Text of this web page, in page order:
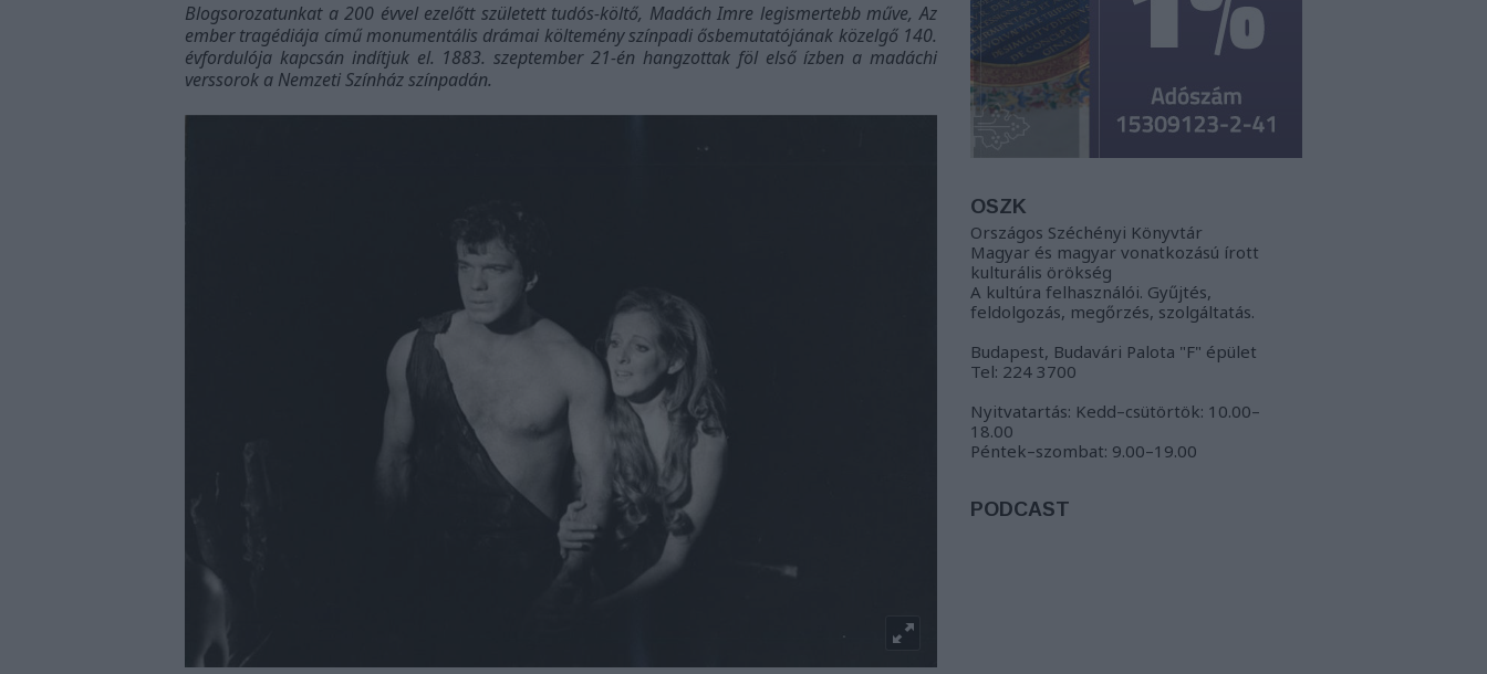
Blogsorozatunkat a 200 évvel ezelőtt született tudós-költő, Madách Imre legismertebb műve, Az
ember tragédiája című monumentális drámai költemény színpadi ősbemutatójának közelgő 140.
évfordulója kapcsán indítjuk el. 1883. szeptember 21-én hangzottak föl első ízben a madáchi
verssorok a Nemzeti Színház színpadán.
OSZK
Országos Széchényi Könyvtár
Magyar és magyar vonatkozású írott
kulturális örökség
A kultúra felhasználói. Gyűjtés,
feldolgozás, megőrzés, szolgáltatás.
Budapest, Budavári Palota "F" épület
Tel: 224 3700
Nyitvatartás: Kedd–csütörtök: 10.00–
18.00
Péntek–szombat: 9.00–19.00
PODCAST